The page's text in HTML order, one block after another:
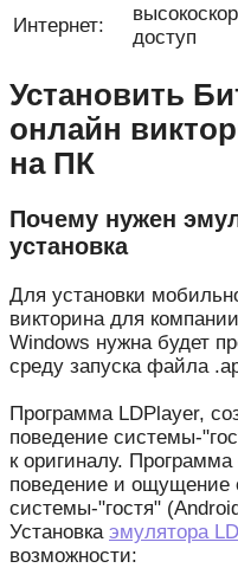
Интернет:
доступ
Установить
онлайн
на ПК
Почему нужен
установка
Для установки
викторина для
Windows нужна будет
среду запуска файла
Программа LDPlayer,
поведение системы-
к оригиналу.
поведение и ощущение
системы-"гостя"
Установка эмулятора
возможности: